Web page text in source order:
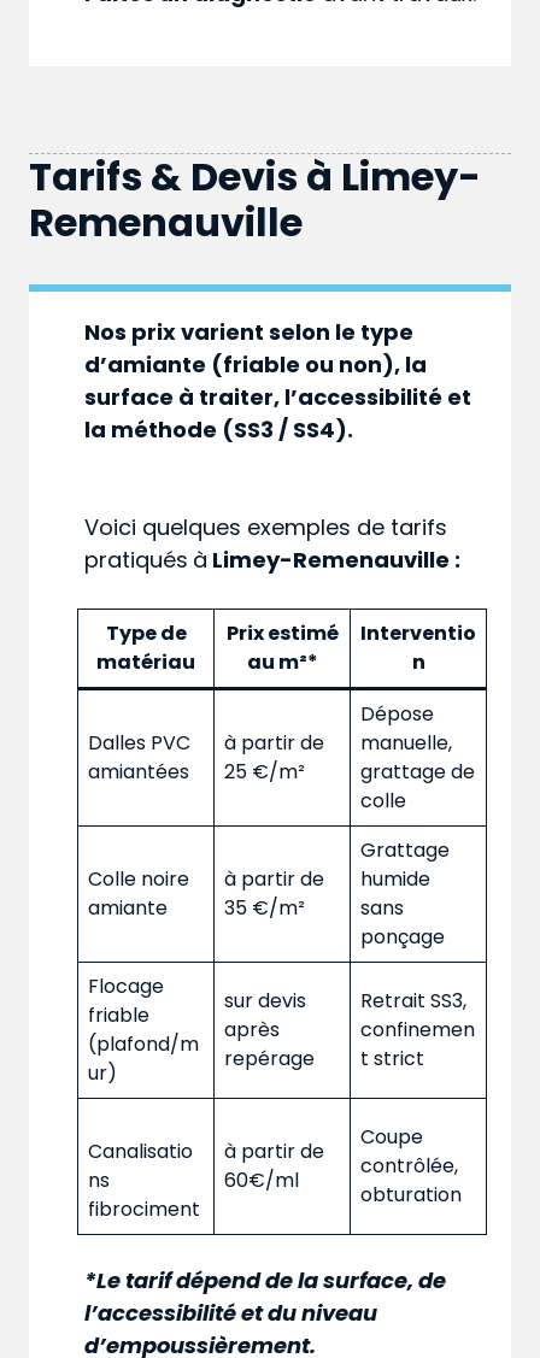
Tarifs & Devis à Limey-
Remenauville
Nos prix varient selon le type
d’amiante (friable ou non), la
surface à traiter, l’accessibilité et
la méthode (SS3 / SS4).
Voici quelques exemples de tarifs
pratiqués à Limey-Remenauville :
Type de
matériau
Prix estimé
au m²*
Interventio
n
Dalles PVC
amiantées
à partir de
25 €/m²
Dépose
manuelle,
grattage de
colle
Colle noire
amiante
à partir de
35 €/m²
Grattage
humide
sans
ponçage
Flocage
friable
(plafond/m
ur)
sur devis
après
repérage
Retrait SS3,
confinemen
t strict
Canalisatio
ns
fibrociment
à partir de
60€/ml
Coupe
contrôlée,
obturation
*Le tarif dépend de la surface, de
l’accessibilité et du niveau
d’empoussièrement.